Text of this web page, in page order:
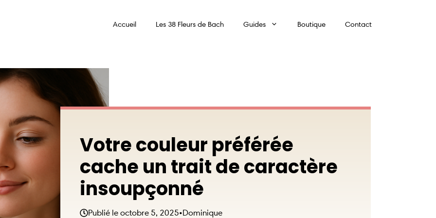
Accueil Les 38 Fleurs de Bach Guides Boutique Contact
Votre couleur préférée
cache un trait de caractère
insoupçonné
Publié le octobre 5, 2025•Dominique